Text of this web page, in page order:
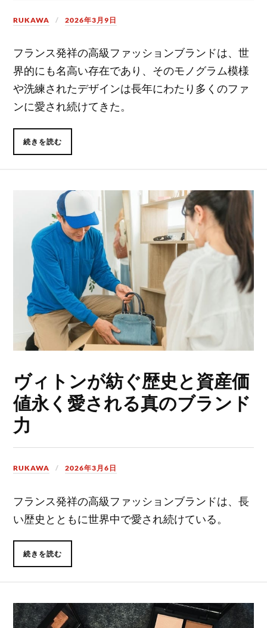
RUKAWA 2026年3月9日
フランス発祥の高級ファッションブランドは、世
界的にも名高い存在であり、そのモノグラム模様
や洗練されたデザインは長年にわたり多くのファ
ンに愛され続けてきた。
続きを読む
ヴィトンが紡ぐ歴史と資産価
値永く愛される真のブランド
力
RUKAWA 2026年3月6日
フランス発祥の高級ファッションブランドは、長
い歴史とともに世界中で愛され続けている。
続きを読む